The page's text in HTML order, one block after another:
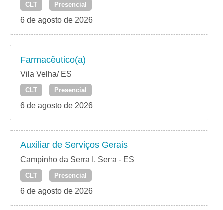
CLT Presencial
6 de agosto de 2026
Farmacêutico(a)
Vila Velha/ ES
CLT Presencial
6 de agosto de 2026
Auxiliar de Serviços Gerais
Campinho da Serra I, Serra - ES
CLT Presencial
6 de agosto de 2026